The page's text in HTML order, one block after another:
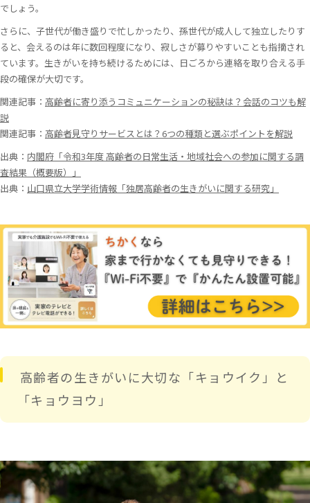
でしょう。
さらに、子世代が働き盛りで忙しかったり、孫世代が成人して独立したりす
ると、会えるのは年に数回程度になり、寂しさが募りやすいことも指摘され
ています。生きがいを持ち続けるためには、日ごろから連絡を取り合える手
段の確保が大切です。
関連記事： 高齢者に寄り添うコミュニケーションの秘訣は？会話のコツも解
説
関連記事： 高齢者見守りサービスとは？6つの種類と選ぶポイントを解説
出典： 内閣府「令和3年度 高齢者の日常生活・地域社会への参加に関する調
査結果（概要版）」
出典： 山口県立大学学術情報「独居高齢者の生きがいに関する研究」
高齢者の生きがいに大切な「キョウイク」と
「キョウヨウ」